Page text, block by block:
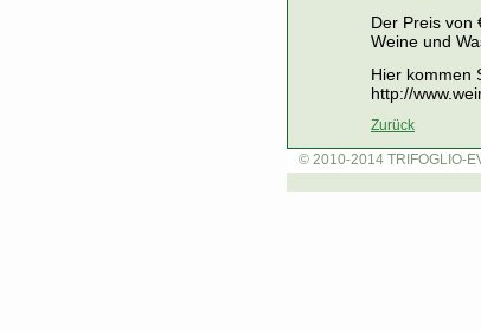
Der Preis von
Weine und
Hier kommen
http://
Zurück
© 2010-2014 TRIFOGLIO-